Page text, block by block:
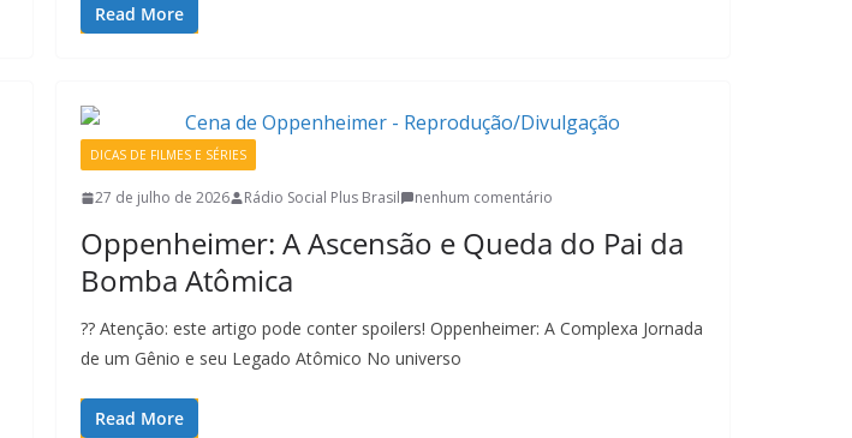
Read More
DICAS DE FILMES E SÉRIES
27 de julho de 2026 Rádio Social Plus Brasil nenhum comentário
Oppenheimer: A Ascensão e Queda do Pai da
Bomba Atômica
?? Atenção: este artigo pode conter spoilers! Oppenheimer: A Complexa Jornada
de um Gênio e seu Legado Atômico No universo
Read More